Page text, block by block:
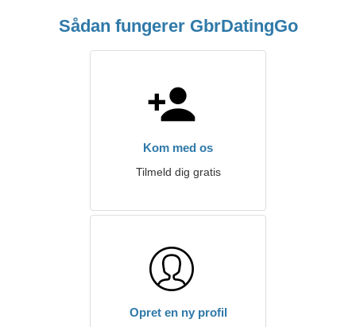
Sådan fungerer GbrDatingGo
Kom med os
Tilmeld dig gratis
Opret en ny profil